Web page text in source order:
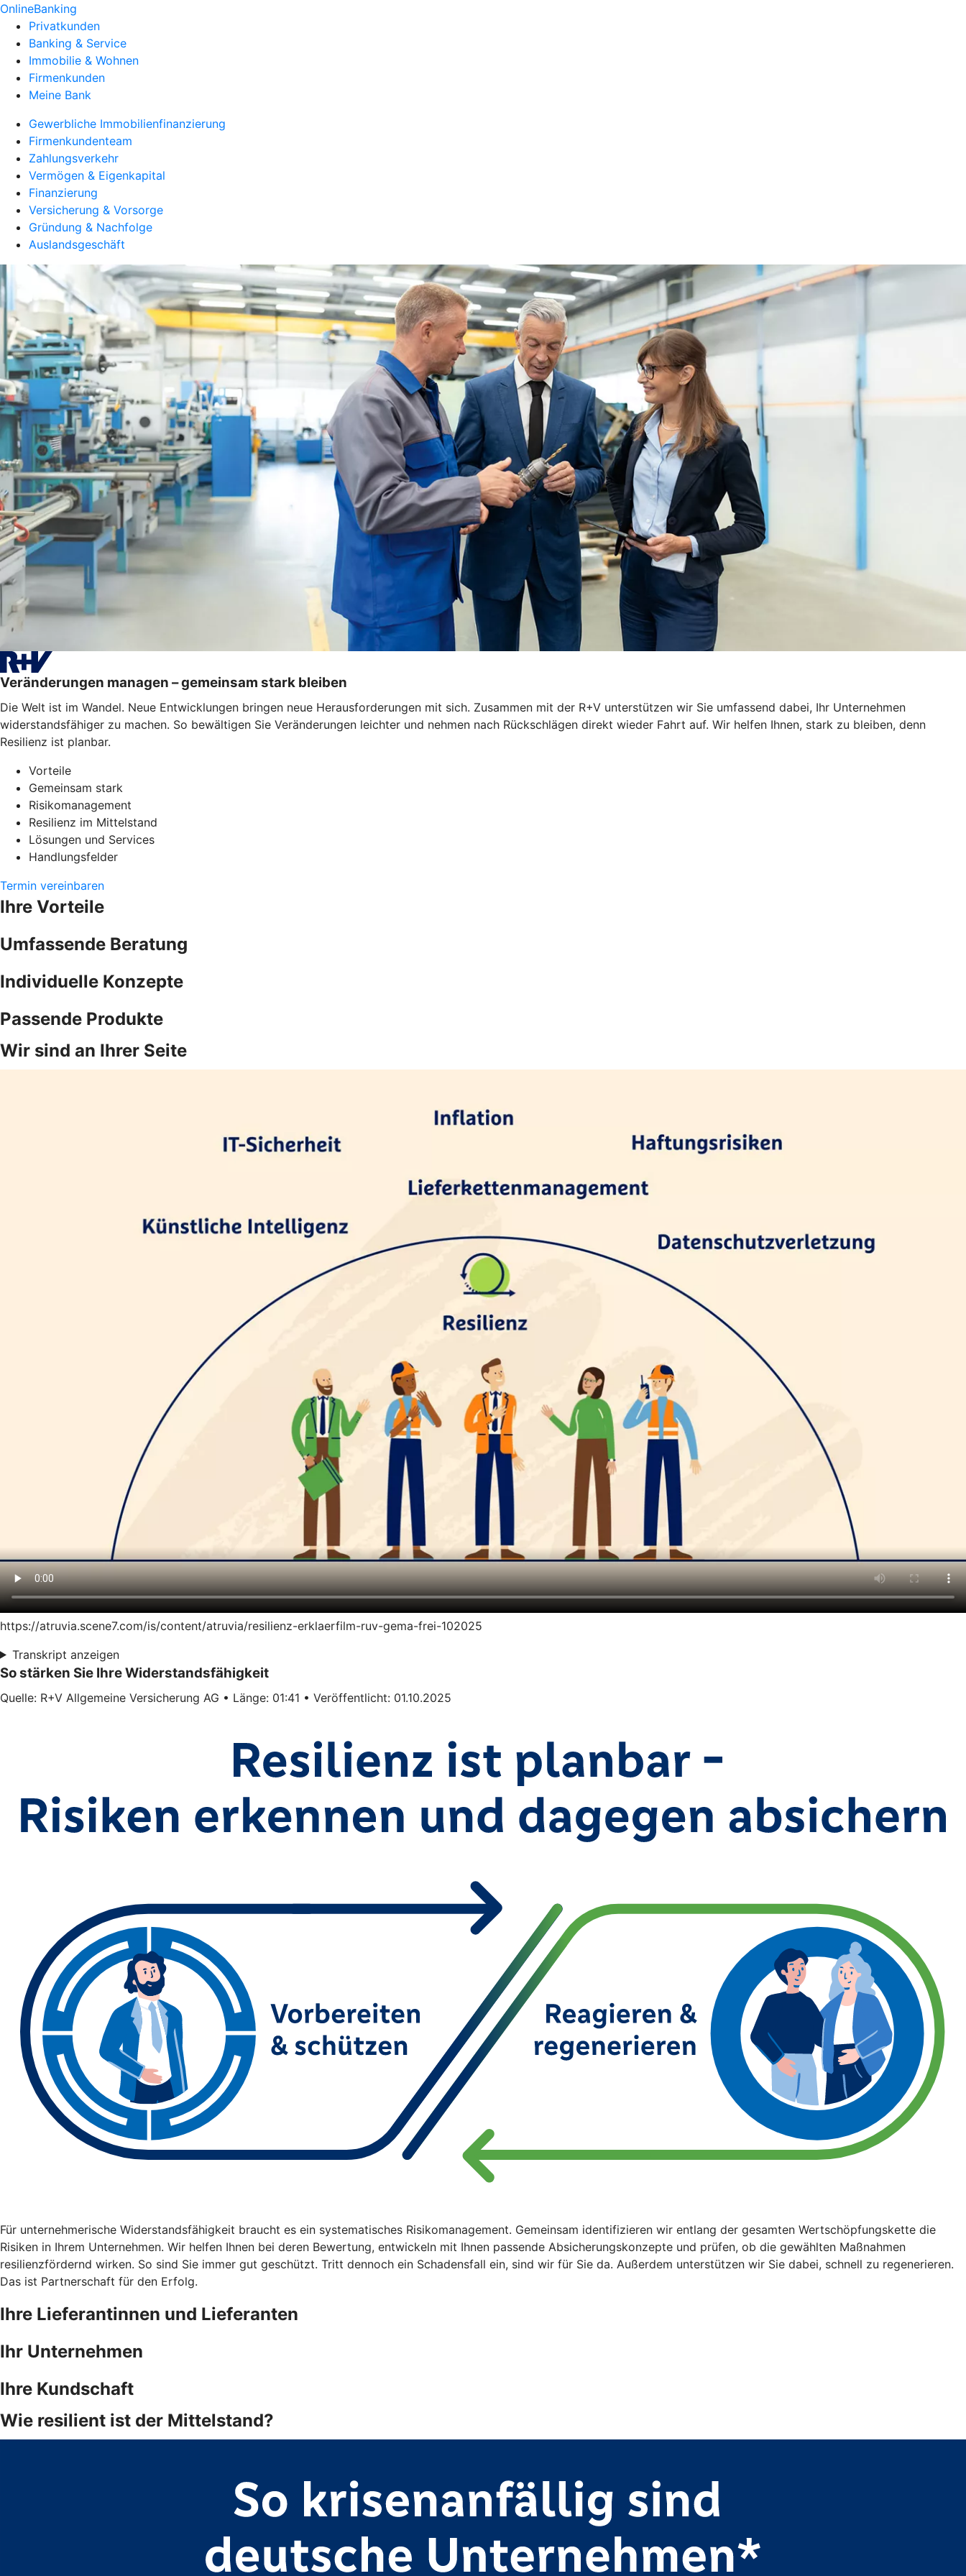
OnlineBanking
Privatkunden
Banking & Service
Immobilie & Wohnen
Firmenkunden
Meine Bank
Gewerbliche Immobilienfinanzierung
Firmenkundenteam
Zahlungsverkehr
Vermögen & Eigenkapital
Finanzierung
Versicherung & Vorsorge
Gründung & Nachfolge
Auslandsgeschäft
Veränderungen managen – gemeinsam stark bleiben
Die Welt ist im Wandel. Neue Entwicklungen bringen neue Herausforderungen mit sich. Zusammen mit der R+V unterstützen wir Sie umfassend dabei, Ihr Unternehmen
widerstandsfähiger zu machen. So bewältigen Sie Veränderungen leichter und nehmen nach Rückschlägen direkt wieder Fahrt auf. Wir helfen Ihnen, stark zu bleiben, denn
Resilienz ist planbar.
Vorteile
Gemeinsam stark
Risikomanagement
Resilienz im Mittelstand
Lösungen und Services
Handlungsfelder
Termin vereinbaren
Ihre Vorteile
Umfassende Beratung
Individuelle Konzepte
Passende Produkte
Wir sind an Ihrer Seite
https://atruvia.scene7.com/is/content/atruvia/resilienz-erklaerfilm-ruv-gema-frei-102025
Transkript anzeigen
So stärken Sie Ihre Widerstandsfähigkeit
Quelle: R+V Allgemeine Versicherung AG • Länge: 01:41 • Veröffentlicht: 01.10.2025
Für unternehmerische Widerstandsfähigkeit braucht es ein systematisches Risikomanagement. Gemeinsam identifizieren wir entlang der gesamten Wertschöpfungskette die
Risiken in Ihrem Unternehmen. Wir helfen Ihnen bei deren Bewertung, entwickeln mit Ihnen passende Absicherungskonzepte und prüfen, ob die gewählten Maßnahmen
resilienzfördernd wirken. So sind Sie immer gut geschützt. Tritt dennoch ein Schadensfall ein, sind wir für Sie da. Außerdem unterstützen wir Sie dabei, schnell zu regenerieren.
Das ist Partnerschaft für den Erfolg.
Ihre Lieferantinnen und Lieferanten
Ihr Unternehmen
Ihre Kundschaft
Wie resilient ist der Mittelstand?